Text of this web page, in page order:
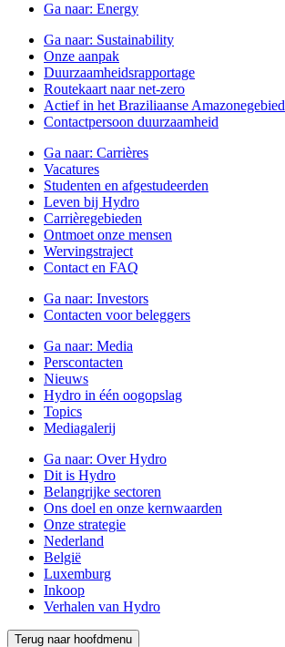
Ga naar: Energy
Ga naar: Sustainability
Onze aanpak
Duurzaamheidsrapportage
Routekaart naar net-zero
Actief in het Braziliaanse Amazonegebied
Contactpersoon duurzaamheid
Ga naar: Carrières
Vacatures
Studenten en afgestudeerden
Leven bij Hydro
Carrièregebieden
Ontmoet onze mensen
Wervingstraject
Contact en FAQ
Ga naar: Investors
Contacten voor beleggers
Ga naar: Media
Perscontacten
Nieuws
Hydro in één oogopslag
Topics
Mediagalerij
Ga naar: Over Hydro
Dit is Hydro
Belangrijke sectoren
Ons doel en onze kernwaarden
Onze strategie
Nederland
België
Luxemburg
Inkoop
Verhalen van Hydro
Terug naar hoofdmenu